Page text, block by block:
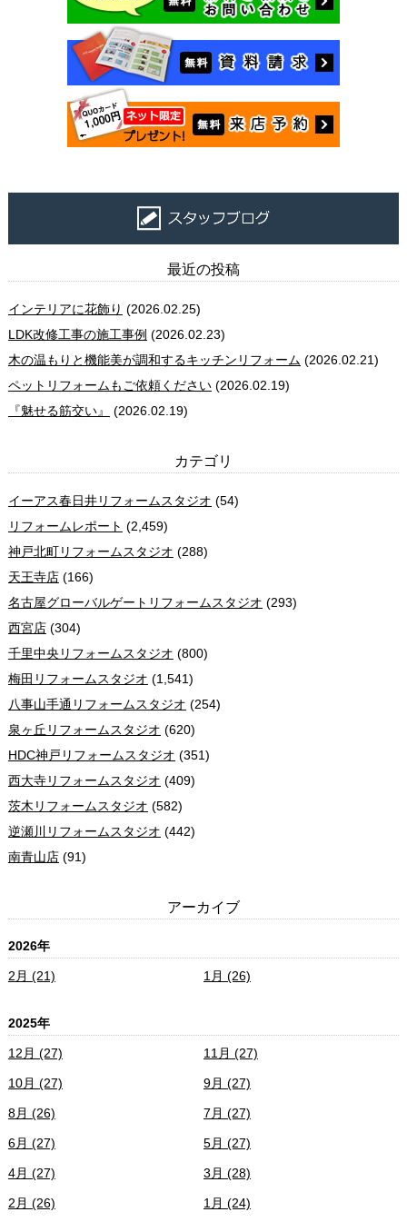
最近の投稿
インテリアに花飾り (2026.02.25)
LDK改修工事の施工事例 (2026.02.23)
木の温もりと機能美が調和するキッチンリフォーム (2026.02.21)
ペットリフォームもご依頼ください(2026.02.19)
『魅せる筋交い』
(2026.02.19)
カテゴリ
イーアス春日井リフォームスタジオ (54)
リフォームレポート (2,459)
神戸北町リフォームスタジオ (288)
天王寺店(166)
名古屋グローバルゲートリフォームスタジオ (293)
西宮店(304)
千里中央リフォームスタジオ (800)
梅田リフォームスタジオ (1,541)
八事山手通リフォームスタジオ (254)
泉ヶ丘リフォームスタジオ (620)
HDC神戸リフォームスタジオ (351)
西大寺リフォームスタジオ (409)
茨木リフォームスタジオ (582)
逆瀬川リフォームスタジオ (442)
南青山店(91)
アーカイブ
2026年
2月 (21) 1月 (26)
2025年
12月 (27) 11月 (27)
10月 (27) 9月 (27)
8月 (26) 7月 (27)
6月 (27) 5月 (27)
4月 (27) 3月 (28)
2月 (26) 1月 (24)